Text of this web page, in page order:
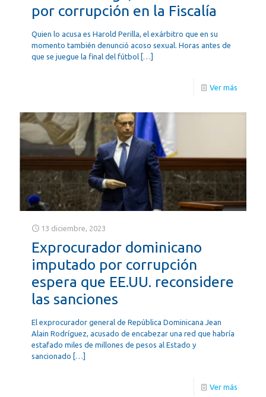
por corrupción en la Fiscalía
Quien lo acusa es Harold Perilla, el exárbitro que en su
momento también denunció acoso sexual. Horas antes de
que se juegue la final del fútbol […]
Ver más
13 diciembre, 2023
Exprocurador dominicano
imputado por corrupción
espera que EE.UU. reconsidere
las sanciones
El exprocurador general de República Dominicana Jean
Alain Rodríguez, acusado de encabezar una red que habría
estafado miles de millones de pesos al Estado y
sancionado […]
Ver más